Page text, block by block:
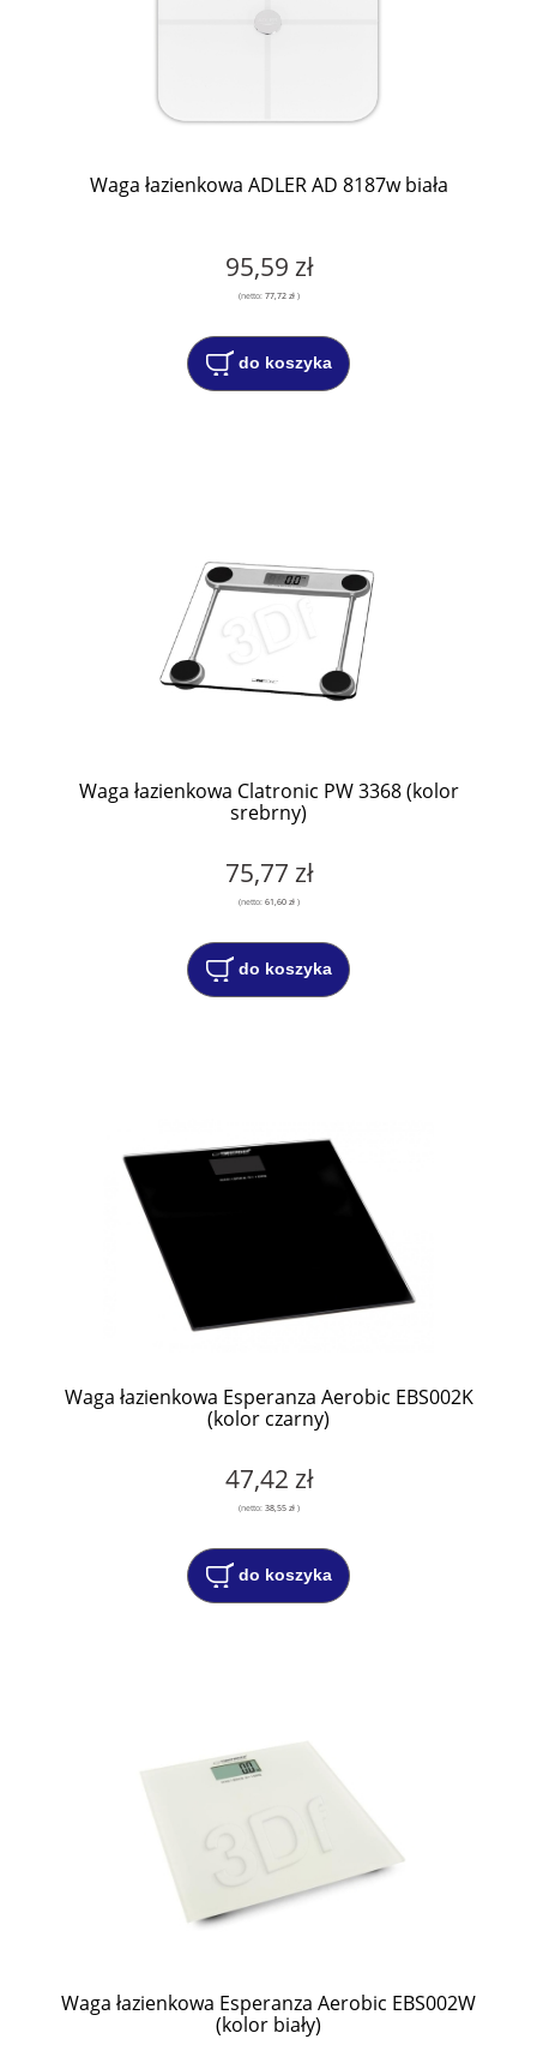
Waga łazienkowa ADLER AD 8187w biała
95,59 zł
(netto: 77,72 zł)
do koszyka
Waga łazienkowa Clatronic PW 3368 (kolor
srebrny)
75,77 zł
(netto: 61,60 zł)
do koszyka
Waga łazienkowa Esperanza Aerobic EBS002K
(kolor czarny)
47,42 zł
(netto: 38,55 zł)
do koszyka
Waga łazienkowa Esperanza Aerobic EBS002W
(kolor biały)